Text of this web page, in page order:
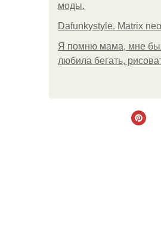
моды.
Dafunkystyle. Matrix
Я помню мама, мне
любила бегать,